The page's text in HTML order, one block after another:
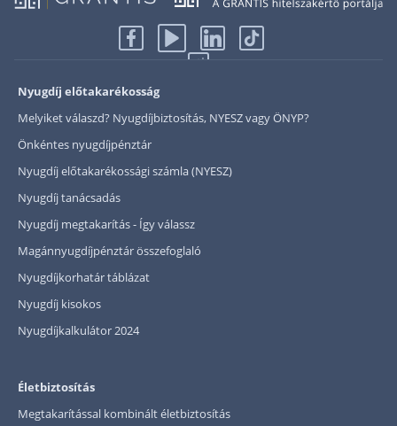
Karrier
Nyugdíj előtakarékosság
Melyiket válaszd? Nyugdíjbiztosítás, NYESZ vagy ÖNYP?
Önkéntes nyugdíjpénztár
Nyugdíj előtakarékossági számla (NYESZ)
Nyugdíj tanácsadás
Nyugdíj megtakarítás - Így válassz
Magánnyugdíjpénztár összefoglaló
Nyugdíjkorhatár táblázat
Nyugdíj kisokos
Nyugdíjkalkulátor 2024
Életbiztosítás
Megtakarítással kombinált életbiztosítás